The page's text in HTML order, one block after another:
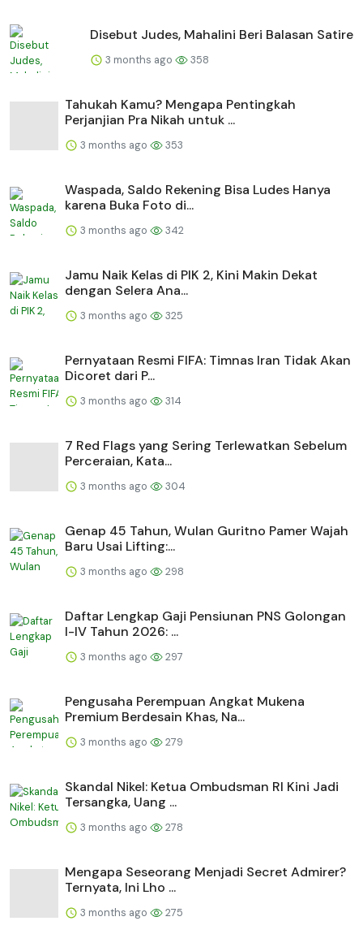
Disebut Judes, Mahalini Beri Balasan Satire
3 months ago 358
Tahukah Kamu? Mengapa Pentingkah
Perjanjian Pra Nikah untuk ...
3 months ago 353
Waspada, Saldo Rekening Bisa Ludes Hanya
karena Buka Foto di...
3 months ago 342
Jamu Naik Kelas di PIK 2, Kini Makin Dekat
dengan Selera Ana...
3 months ago 325
Pernyataan Resmi FIFA: Timnas Iran Tidak Akan
Dicoret dari P...
3 months ago 314
7 Red Flags yang Sering Terlewatkan Sebelum
Perceraian, Kata...
3 months ago 304
Genap 45 Tahun, Wulan Guritno Pamer Wajah
Baru Usai Lifting:...
3 months ago 298
Daftar Lengkap Gaji Pensiunan PNS Golongan
I-IV Tahun 2026: ...
3 months ago 297
Pengusaha Perempuan Angkat Mukena
Premium Berdesain Khas, Na...
3 months ago 279
Skandal Nikel: Ketua Ombudsman RI Kini Jadi
Tersangka, Uang ...
3 months ago 278
Mengapa Seseorang Menjadi Secret Admirer?
Ternyata, Ini Lho ...
3 months ago 275